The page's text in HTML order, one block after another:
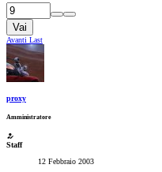
Vai
Avanti Last
proxy
Amministratore
Staff
12 Febbraio 2003